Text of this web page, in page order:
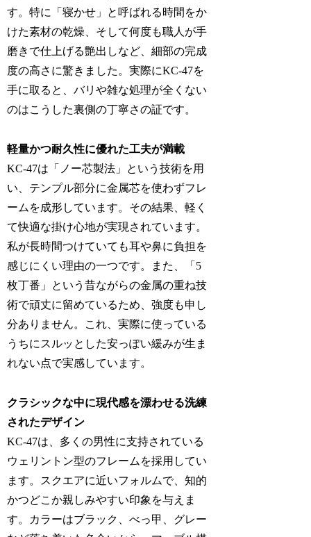
す。特に「寝かせ」と呼ばれる時間をか
けた素材の乾燥、そして何度も職人が手
磨きで仕上げる艶出しなど、細部の完成
度の高さに驚きました。実際にKC-47を
手に取ると、バリや雑な処理が全くない
のはこうした裏側の丁寧さの証です。
軽量かつ耐久性に優れた工夫が満載
KC-47は「ノー芯製法」という技術を用
い、テンプル部分に金属芯を使わずフレ
ームを成形しています。その結果、軽く
て快適な掛け心地が実現されています。
私が長時間つけていても耳や鼻に負担を
感じにくい理由の一つです。また、「5
枚丁番」という昔ながらの金属の重ね技
術で頑丈に留めているため、強度も申し
分ありません。これ、実際に使っている
うちにスルッとした安っぽい緩みが生ま
れない点で実感しています。
クラシックな中に現代感を漂わせる洗練
されたデザイン
KC-47は、多くの男性に支持されている
ウェリントン型のフレームを採用してい
ます。スクエアに近いフォルムで、知的
かつどこか親しみやすい印象を与えま
す。カラーはブラック、べっ甲、グレー